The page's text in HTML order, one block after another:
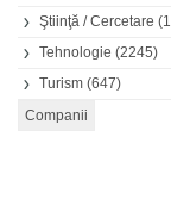
Ştiinţă / Cercetare
Tehnologie (2245)
Turism (647)